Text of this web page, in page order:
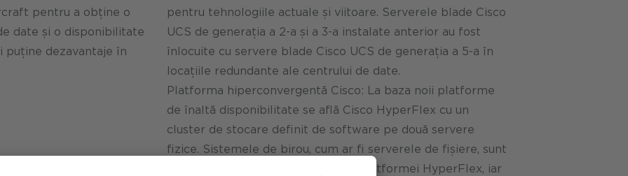
pentru a obține o
date și o disponibilitate
puține dezavantaje în
pentru tehnologiile actuale și viitoare. Serverele blade Cisco
UCS de generația a 2-a și a 3-a instalate anterior au fost
înlocuite cu servere blade Cisco UCS de generația a 5-a în
locațiile redundante ale centrului de date.
Platforma hiperconvergentă Cisco: La baza noii platforme
de înaltă disponibilitate se află Cisco HyperFlex cu un
cluster de stocare definit de software pe două servere
fizice. Sistemele de birou, cum ar fi serverele de fișiere, sunt
acum disponibile prin intermediul platformei HyperFlex, iar